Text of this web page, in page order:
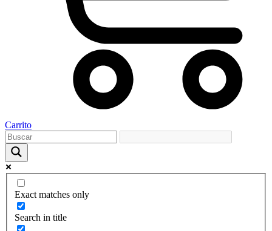
Carrito
Exact matches only
Search in title